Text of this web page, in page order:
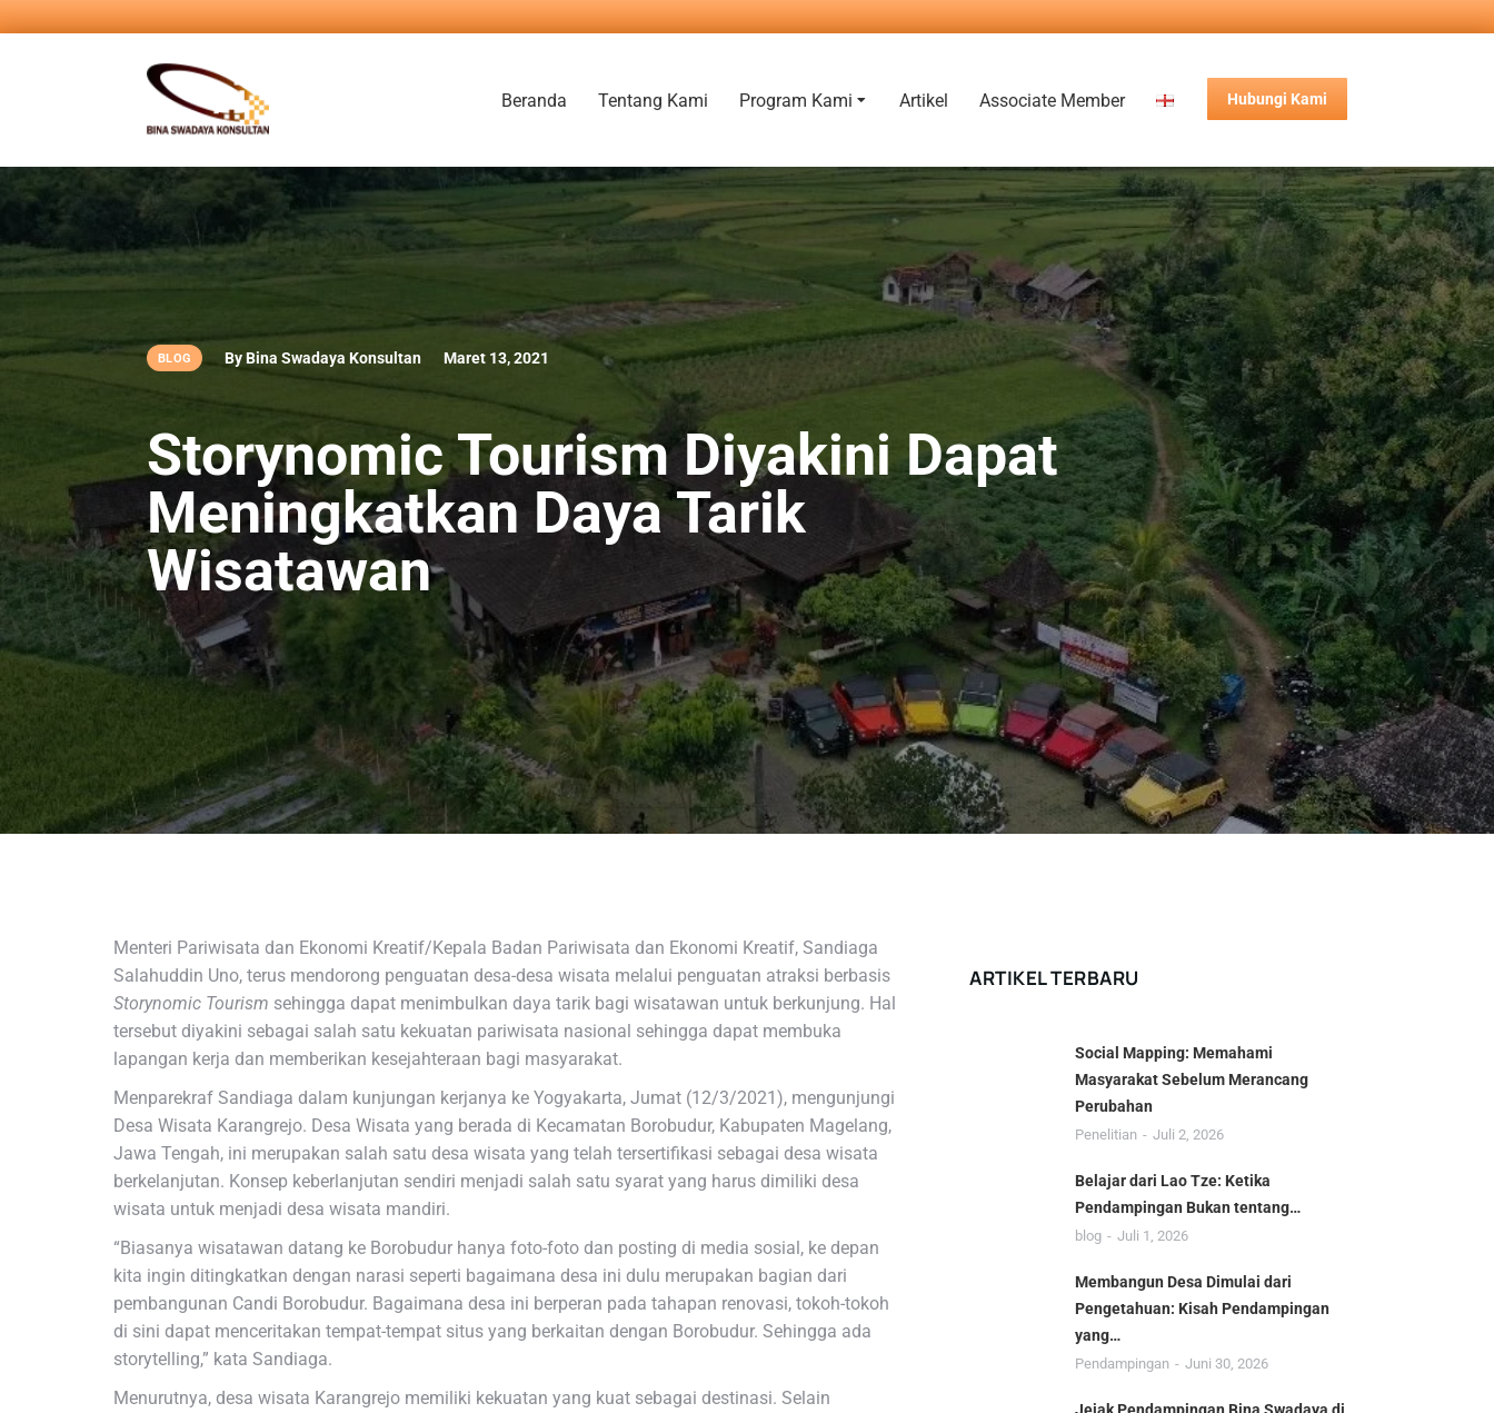
Beranda Tentang Kami Program Kami Artikel Associate Member Hubungi Kami
BLOG By Bina Swadaya Konsultan Maret 13, 2021
Storynomic Tourism Diyakini Dapat
Meningkatkan Daya Tarik
Wisatawan
Menteri Pariwisata dan Ekonomi Kreatif/Kepala Badan Pariwisata dan Ekonomi Kreatif, Sandiaga
Salahuddin Uno, terus mendorong penguatan desa-desa wisata melalui penguatan atraksi berbasis
Storynomic Tourism sehingga dapat menimbulkan daya tarik bagi wisatawan untuk berkunjung. Hal
tersebut diyakini sebagai salah satu kekuatan pariwisata nasional sehingga dapat membuka
lapangan kerja dan memberikan kesejahteraan bagi masyarakat.
Menparekraf Sandiaga dalam kunjungan kerjanya ke Yogyakarta, Jumat (12/3/2021), mengunjungi
Desa Wisata Karangrejo. Desa Wisata yang berada di Kecamatan Borobudur, Kabupaten Magelang,
Jawa Tengah, ini merupakan salah satu desa wisata yang telah tersertifikasi sebagai desa wisata
berkelanjutan. Konsep keberlanjutan sendiri menjadi salah satu syarat yang harus dimiliki desa
wisata untuk menjadi desa wisata mandiri.
“Biasanya wisatawan datang ke Borobudur hanya foto-foto dan posting di media sosial, ke depan
kita ingin ditingkatkan dengan narasi seperti bagaimana desa ini dulu merupakan bagian dari
pembangunan Candi Borobudur. Bagaimana desa ini berperan pada tahapan renovasi, tokoh-tokoh
di sini dapat menceritakan tempat-tempat situs yang berkaitan dengan Borobudur. Sehingga ada
storytelling,” kata Sandiaga.
Menurutnya, desa wisata Karangrejo memiliki kekuatan yang kuat sebagai destinasi. Selain
ARTIKEL TERBARU
Social Mapping: Memahami
Masyarakat Sebelum Merancang
Perubahan
Penelitian Juli 2, 2026
Belajar dari Lao Tze: Ketika
Pendampingan Bukan tentang…
blog Juli 1, 2026
Membangun Desa Dimulai dari
Pengetahuan: Kisah Pendampingan
yang…
Pendampingan Juni 30, 2026